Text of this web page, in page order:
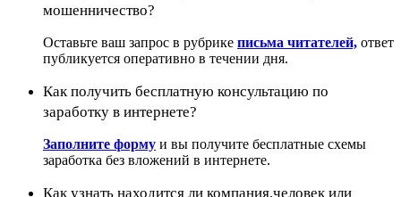
мошенничество?
Оставьте ваш запрос в рубрике письма читателей, ответ
публикуется оперативно в течении дня.
Как получить бесплатную консультацию по
заработку в интернете?
Заполните форму и вы получите бесплатные схемы
заработка без вложений в интернете.
Как узнать находится ли компания,человек или